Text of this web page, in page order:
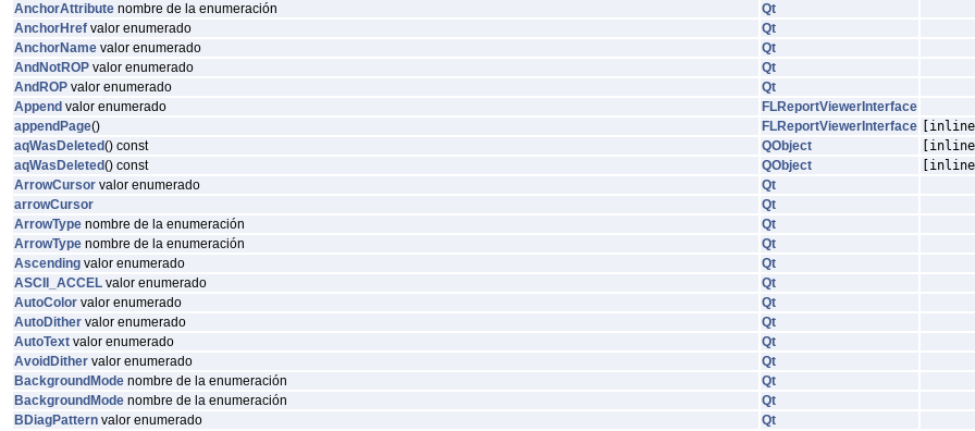
AnchorAttribute nombre de la enumeración
Qt
AnchorHref valor enumerado
Qt
AnchorName valor enumerado
Qt
AndNotROP valor enumerado
Qt
AndROP valor enumerado
Qt
Append valor enumerado
FLReportViewerInterface
appendPage() FLReportViewerInterface
aqWasDeleted() const QObject
aqWasDeleted() const QObject
ArrowCursor valor enumerado
Qt
arrowCursor
Qt
ArrowType nombre de la enumeración
Qt
ArrowType nombre de la enumeración
Qt
Ascending valor enumerado
Qt
ASCII_ACCEL valor enumerado
Qt
AutoColor valor enumerado
Qt
AutoDither valor enumerado
Qt
AutoText valor enumerado
Qt
AvoidDither valor enumerado
Qt
BackgroundMode nombre de la enumeración
Qt
BackgroundMode nombre de la enumeración
Qt
BDiagPattern valor enumerado
Qt